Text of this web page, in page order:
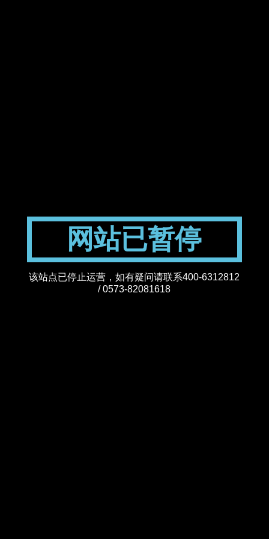
网站已暂停
该站点已停止运营，如有疑问请联系400-6312812
/ 0573-82081618